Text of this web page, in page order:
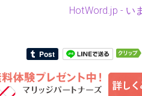
HotWord.jp - い